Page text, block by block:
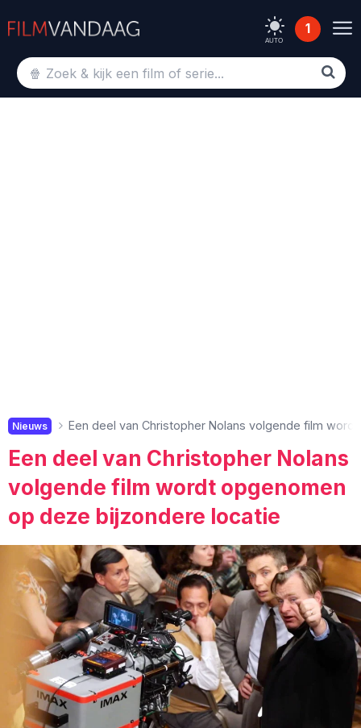
AUTO
1
Nieuws Een deel van Christopher Nolans volgende film
Een deel van Christopher Nolans
volgende film wordt opgenomen
op deze bijzondere locatie